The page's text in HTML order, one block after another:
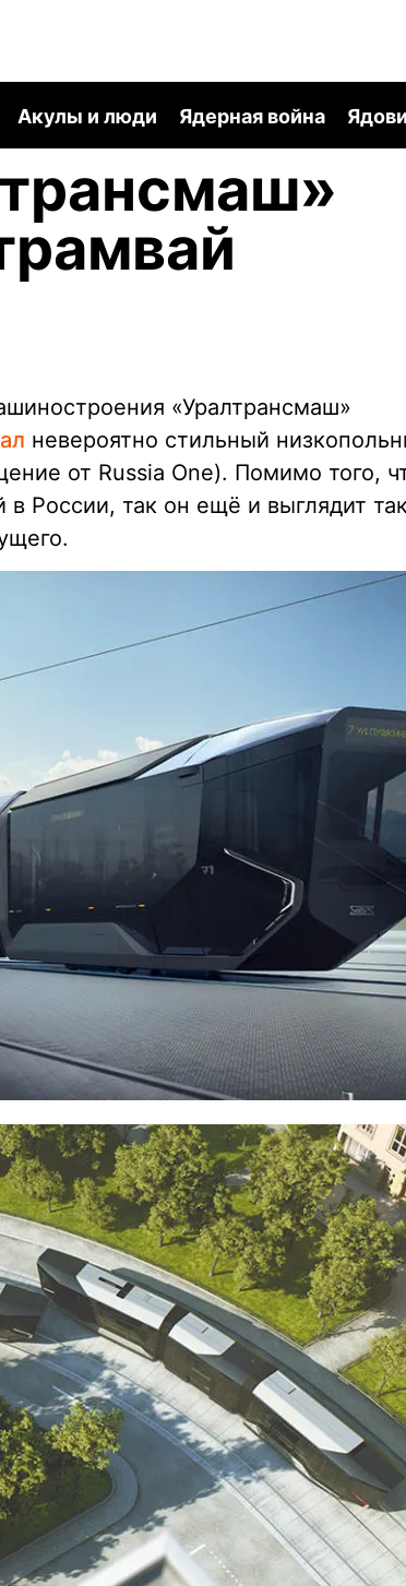
Акулы и люди Ядерная война
«Уралтрансмаш»
невероятно стильный
от Russia One). Помимо того,
России, так он ещё и выглядит